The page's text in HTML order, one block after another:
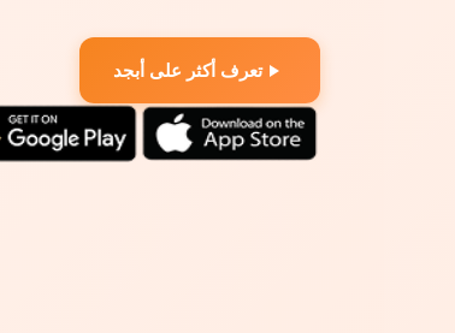
تعرف أكثر على أبجد